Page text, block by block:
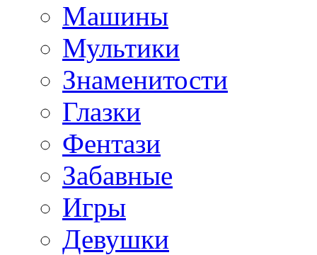
Машины
Мультики
Знаменитости
Глазки
Фентази
Забавные
Игры
Девушки